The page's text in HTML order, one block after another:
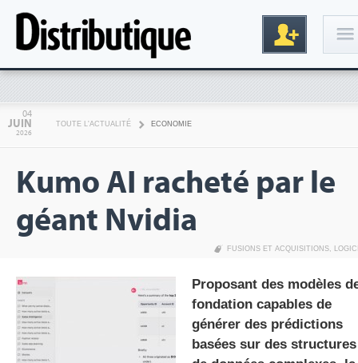
Inscription
04
JUIN
2026
TOUTE L'ACTUALITÉ ECONOMIE
Kumo AI racheté par le
géant Nvidia
FUSIONS ET ACQUISITIONS,
Proposant des modèles
fondation capables de
générer des prédictions
basées sur des structures